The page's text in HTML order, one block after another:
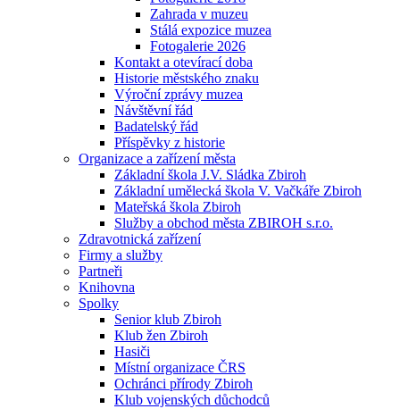
Zahrada v muzeu
Stálá expozice muzea
Fotogalerie 2026
Kontakt a otevírací doba
Historie městského znaku
Výroční zprávy muzea
Návštěvní řád
Badatelský řád
Příspěvky z historie
Organizace a zařízení města
Základní škola J.V. Sládka Zbiroh
Základní umělecká škola V. Vačkáře Zbiroh
Mateřská škola Zbiroh
Služby a obchod města ZBIROH s.r.o.
Zdravotnická zařízení
Firmy a služby
Partneři
Knihovna
Spolky
Senior klub Zbiroh
Klub žen Zbiroh
Hasiči
Místní organizace ČRS
Ochránci přírody Zbiroh
Klub vojenských důchodců